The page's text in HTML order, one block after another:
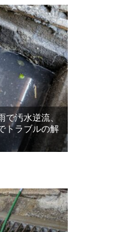
で汚水逆流、
トラブルの解